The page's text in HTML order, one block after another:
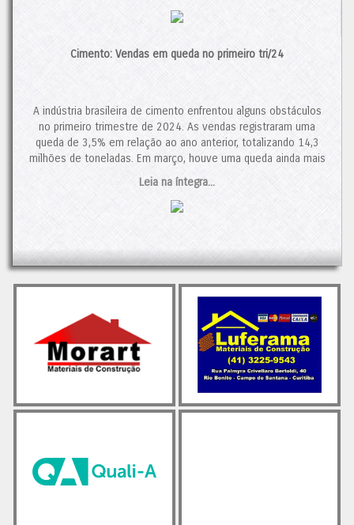
Cimento.Org - O Mundo do Cimento
Cimento: Vendas em queda no primeiro tri/24
A indústria brasileira de cimento enfrentou alguns obstáculos
no primeiro trimestre de 2024. As vendas registraram uma
queda de 3,5% em relação ao ano anterior, totalizando 14,3
milhões de toneladas. Em março, houve uma queda ainda mais
acentuada, com 10,6% menos vendas do que no mesmo
período de 2023.
A redução nas vendas é atribuída a uma combinação de
na renda das famílias e o aumento do endividamento também
Apesar desses desafios, ainda há esperança no horizonte. O
setor de construção mantém um otimismo cauteloso,
especialmente em relação ao segmento de preparação de
terrenos e às obras de infraestrutura e residenciais. O
mercado imobiliário de baixa renda está se recuperando,
impulsionado principalmente por reformulações nos programas
habitacionais e novas opções de financiamento.
vendas quanto dos piores resultados.
Leia na íntegra...